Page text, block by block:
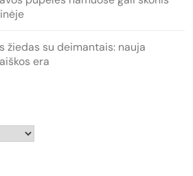
žiedas su deimantais: nauja
era